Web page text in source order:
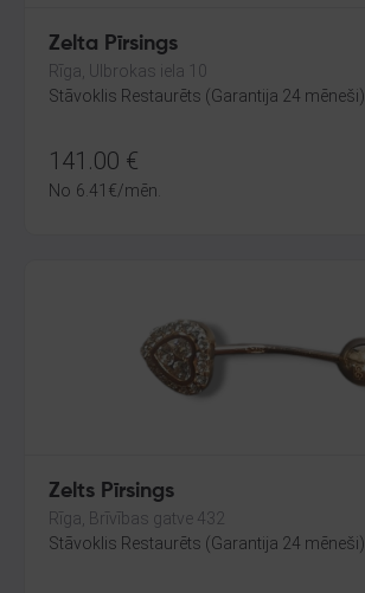
Zelta Pīrsings
Rīga, Ulbrokas iela 10
Stāvoklis Restaurēts (Garantija 24 mēneši)
141.00 €
No 6.41 €/mēn.
Zelts Pīrsings
Rīga, Brīvības gatve 432
Stāvoklis Restaurēts (Garantija 24 mēneši)